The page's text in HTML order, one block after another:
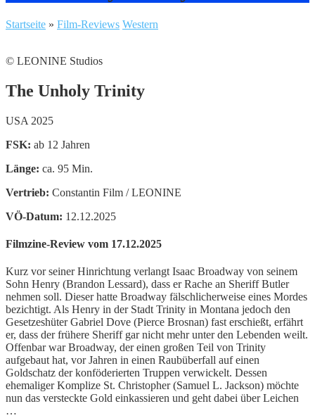
Startseite » Film-Reviews Western
© LEONINE Studios
The Unholy Trinity
USA 2025
FSK: ab 12 Jahren
Länge: ca. 95 Min.
Vertrieb: Constantin Film / LEONINE
VÖ-Datum: 12.12.2025
Filmzine-Review vom 17.12.2025
Kurz vor seiner Hinrichtung verlangt Isaac Broadway von seinem
Sohn Henry (Brandon Lessard), dass er Rache an Sheriff Butler
nehmen soll. Dieser hatte Broadway fälschlicherweise eines Mordes
bezichtigt. Als Henry in der Stadt Trinity in Montana jedoch den
Gesetzeshüter Gabriel Dove (Pierce Brosnan) fast erschießt, erfährt
er, dass der frühere Sheriff gar nicht mehr unter den Lebenden weilt.
Offenbar war Broadway, der einen großen Teil von Trinity
aufgebaut hat, vor Jahren in einen Raubüberfall auf einen
Goldschatz der konföderierten Truppen verwickelt. Dessen
ehemaliger Komplize St. Christopher (Samuel L. Jackson) möchte
nun das versteckte Gold einkassieren und geht dabei über Leichen
…